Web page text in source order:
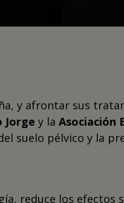
y afrontar sus
Jorge y la Asociación
suelo pélvico y la
reduce los efectos